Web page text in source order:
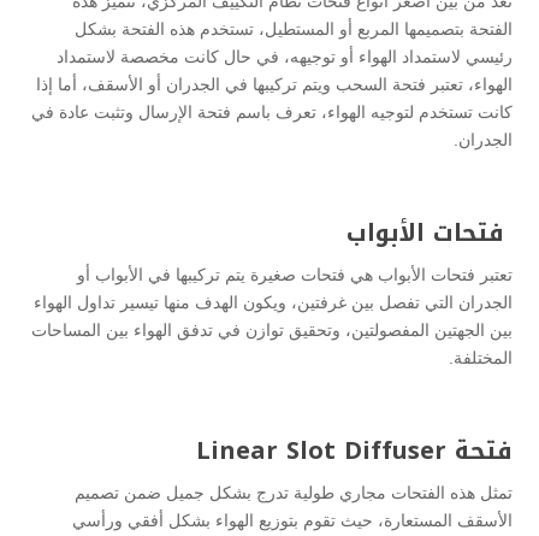
الفتحة بتصميمها المربع أو المستطيل، تستخدم هذه الفتحة بشكل
رئيسي لاستمداد الهواء أو توجيهه، في حال كانت مخصصة لاستمداد
الهواء، تعتبر فتحة السحب ويتم تركيبها في الجدران أو الأسقف، أما إذا
كانت تستخدم لتوجيه الهواء، تعرف باسم فتحة الإرسال وتثبت عادة في
الجدران.
فتحات الأبواب
تعتبر فتحات الأبواب هي فتحات صغيرة يتم تركيبها في الأبواب أو
الجدران التي تفصل بين غرفتين، ويكون الهدف منها تيسير تداول الهواء
بين الجهتين المفصولتين، وتحقيق توازن في تدفق الهواء بين المساحات
المختلفة.
فتحة Linear Slot Diffuser
تمثل هذه الفتحات مجاري طولية تدرج بشكل جميل ضمن تصميم
الأسقف المستعارة، حيث تقوم بتوزيع الهواء بشكل أفقي ورأسي